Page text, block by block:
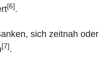
[6] .
sich zeit­nah oder
[7] .